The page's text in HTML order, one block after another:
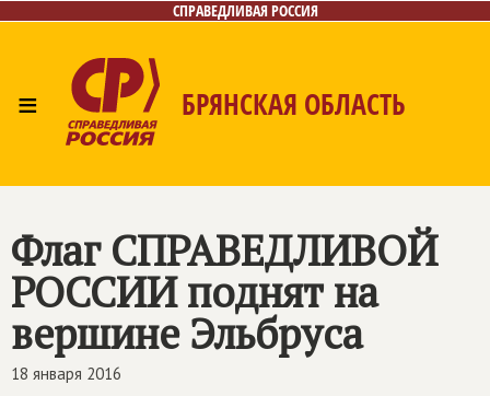
СПРАВЕДЛИВАЯ РОССИЯ
≡ БРЯНСКАЯ ОБЛАСТЬ
Контакты
Флаг СПРАВЕДЛИВОЙ
РОССИИподнят на
вершине Эльбруса
18 января 2016